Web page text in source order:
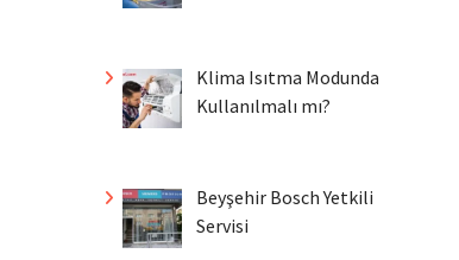
Klima Isıtma Modunda
Kullanılmalı mı?
Beyşehir Bosch Yetkili
Servisi